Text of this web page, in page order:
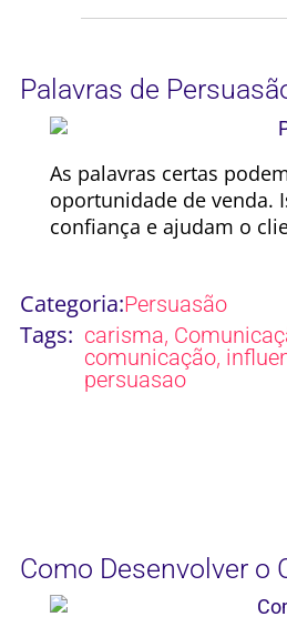
Palavras de
As palavras certas
oportunidade de venda.
confiança e ajudam o
Categoria:Persuasão
Tags: carisma,
comunicação,
persuasao
Como Desenvolver o